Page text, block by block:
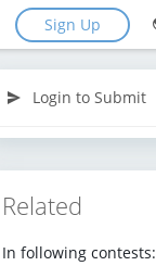
Sign Up
Login to Submit
Related
In following contests: